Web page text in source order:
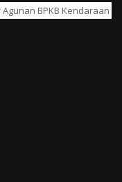
BPKB Kendaraan &